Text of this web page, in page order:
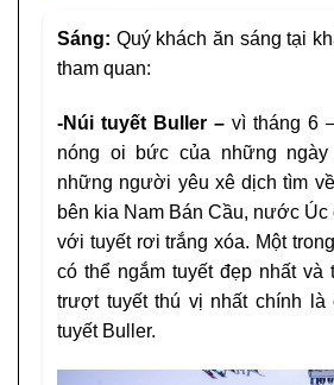
Sáng: Quý khách ăn sáng tại
tham quan:
-Núi tuyết Buller – vì tháng 6
nóng oi bức của những
những người yêu xê dịch tìm
bên kia Nam Bán Cầu, nước Úc
với tuyết rơi trắng xóa. Một
có thể ngắm tuyết đẹp nhất và
trượt tuyết thú vị nhất chính là
tuyết Buller.